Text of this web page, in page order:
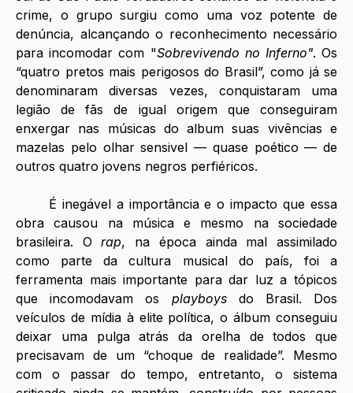
crime, o grupo surgiu como uma voz potente de
denúncia, alcançando o reconhecimento necessário
para incomodar com "Sobrevivendo no Inferno". Os
“quatro pretos mais perigosos do Brasil”, como já se
denominaram diversas vezes, conquistaram uma
legião de fãs de igual origem que conseguiram
enxergar nas músicas do album suas vivências e
mazelas pelo olhar sensivel — quase poético — de
outros quatro jovens negros perfiéricos.
obra causou na música e mesmo na sociedade
brasileira. O rap, na época ainda mal assimilado
como parte da cultura musical do país, foi a
ferramenta mais importante para dar luz a tópicos
que incomodavam os playboys do Brasil. Dos
veículos de mídia à elite política, o álbum conseguiu
deixar uma pulga atrás da orelha de todos que
precisavam de um “choque de realidade”. Mesmo
com o passar do tempo, entretanto, o sistema